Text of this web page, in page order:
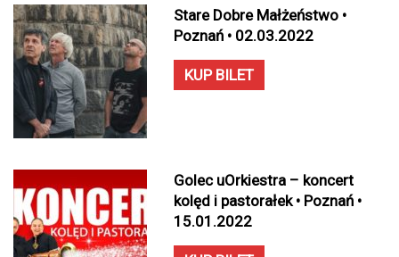
Stare Dobre Małżeństwo •
Poznań • 02.03.2022
KUP BILET
Golec uOrkiestra – koncert
kolęd i pastorałek • Poznań •
15.01.2022